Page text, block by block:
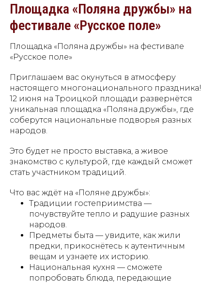
Площадка «Поляна дружбы» на
фестивале «Русское поле»
Площадка «Поляна дружбы» на фестивале
«Русское поле»
Приглашаем вас окунуться в атмосферу
настоящего многонационального праздника!
12 июня на Троицкой площади развернётся
уникальная площадка «Поляна дружбы», где
соберутся национальные подворья разных
народов.
Это будет не просто выставка, а живое
знакомство с культурой, где каждый сможет
стать участником традиций.
Что вас ждёт на «Поляне дружбы»:
Традиции гостеприимства —
почувствуйте тепло и радушие разных
народов.
Предметы быта — увидите, как жили
предки, прикоснётесь к аутентичным
вещам и узнаете их историю.
Национальная кухня — сможете
попробовать блюда, передающие